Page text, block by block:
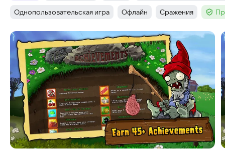
Тег:
Однопользовательская игра Тег:
Офлайн Тег:
Сражения Тег :
Скриншоты